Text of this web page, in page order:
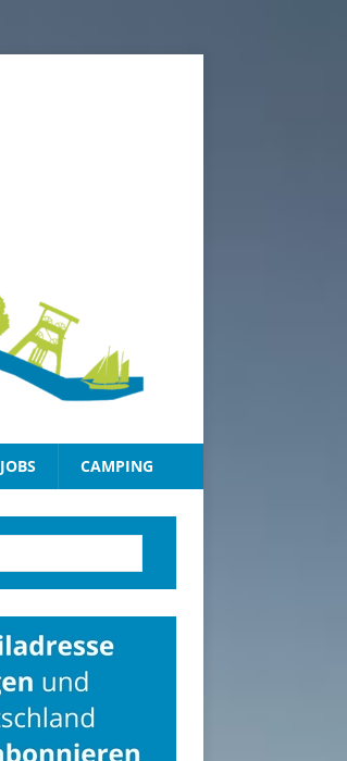
JOBS CAMPING